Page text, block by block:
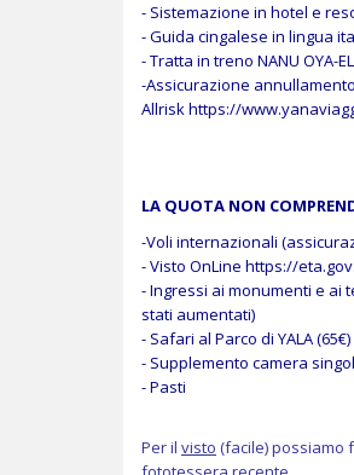
- Sistemazione in hotel e
- Guida cingalese in lingua
- Tratta in treno NANU OYA-
-Assicurazione
Allriskhttps://
LA QUOTA NON
-Voli internazionali
- Visto OnLine https://
- Ingressi ai monumenti e ai
stati aumentati)
- Safari al Parco di YALA (65€)
- Supplemento camera
- Pasti
Per il visto (facile) possiamo